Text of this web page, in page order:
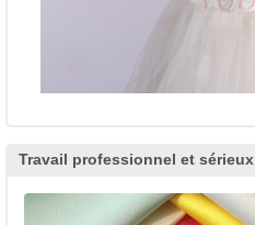
Travail professionnel et sérieux